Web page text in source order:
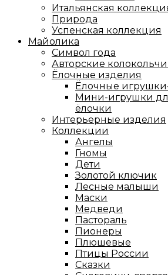
Итальянская
Природа
Успенская коллекция
Майолика
Символ года
Авторские
Ёлочные изделия
Ёлочные
Мини-игрушки
ёлочки
Интерьерные изделия
Коллекции
Ангелы
Гномы
Дети
Золотой ключик
Лесные малыши
Маски
Медведи
Пастораль
Пионеры
Плюшевые
Птицы России
Сказки